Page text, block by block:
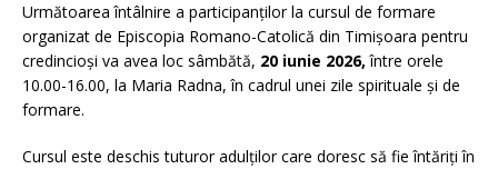
Următoarea întâlnire a participanților la cursul de formare
organizat de Episcopia Romano-Catolică din Timişoara pentru
credincioși va avea loc sâmbătă, 20 iunie 2026, între orele
10.00-16.00, la Maria Radna, în cadrul unei zile spirituale și de
formare.
Cursul este deschis tuturor adulților care doresc să fie întăriți în